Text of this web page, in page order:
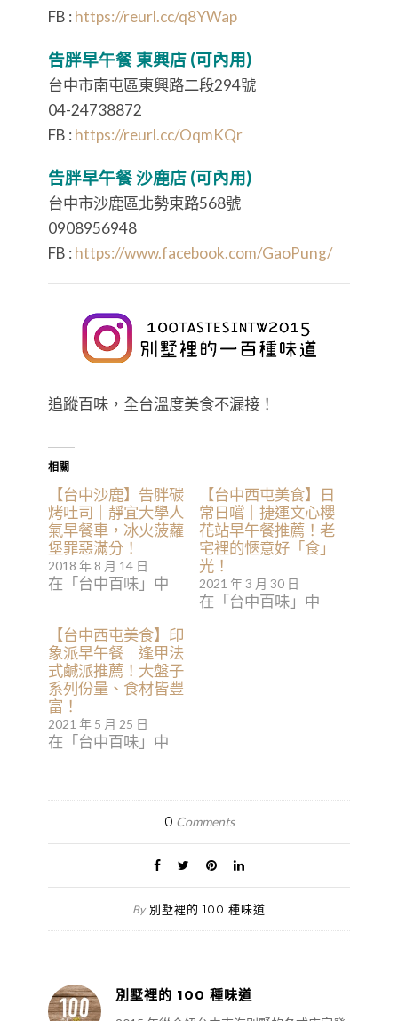
FB :https://reurl.cc/q8YWap
告胖早午餐 東興店 (可內用)
台中市南屯區東興路二段294號
04-24738872
FB :https://reurl.cc/OqmKQr
告胖早午餐 沙鹿店 (可內用)
台中市沙鹿區北勢東路568號
0908956948
FB :https://www.facebook.com/GaoPung/
追蹤百味，全台溫度美食不漏接！
相關
【台中沙鹿】告胖碳
烤吐司｜靜宜大學人
氣早餐車，冰火菠蘿
堡罪惡滿分！
2018 年 8 月 14 日
在「台中百味」中
【台中西屯美食】日
常日嚐｜捷運文心櫻
花站早午餐推薦！老
宅裡的愜意好「食」
光！
2021 年 3 月 30 日
在「台中百味」中
【台中西屯美食】印
象派早午餐｜逢甲法
式鹹派推薦！大盤子
系列份量、食材皆豐
富！
2021 年 5 月 25 日
在「台中百味」中
0 Comments
By 別墅裡的 100 種味道
別墅裡的 100 種味道